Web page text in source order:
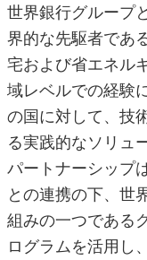
世界銀行グループ
界的な先駆者であ
宅および省エネル
域レベルでの経験
の国に対して、技
る実践的なソリュ
パートナーシップ
との連携の下、世
組みの一つである
ログラムを活用し